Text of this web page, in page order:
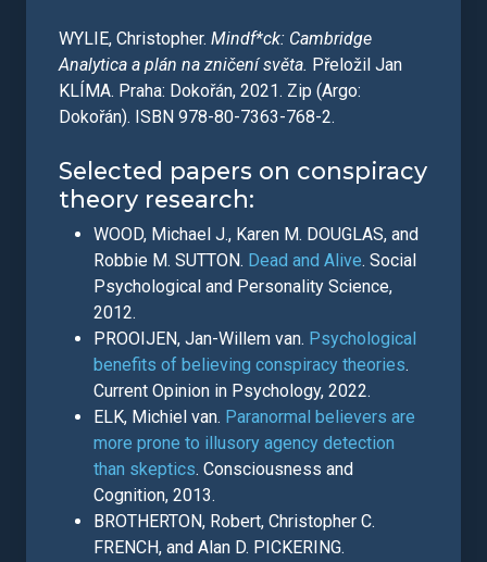
WYLIE, Christopher. Mindf*ck: Cambridge
Analytica a plán na zničení světa. Přeložil Jan
KLÍMA. Praha: Dokořán, 2021. Zip (Argo:
Dokořán). ISBN 978-80-7363-768-2.
Selected papers on conspiracy
theory research:
WOOD, Michael J., Karen M. DOUGLAS, and
Robbie M. SUTTON. Dead and Alive. Social
Psychological and Personality Science,
2012.
PROOIJEN, Jan-Willem van. Psychological
benefits of believing conspiracy theories.
Current Opinion in Psychology, 2022.
ELK, Michiel van. Paranormal believers are
more prone to illusory agency detection
than skeptics. Consciousness and
Cognition, 2013.
BROTHERTON, Robert, Christopher C.
FRENCH, and Alan D. PICKERING.